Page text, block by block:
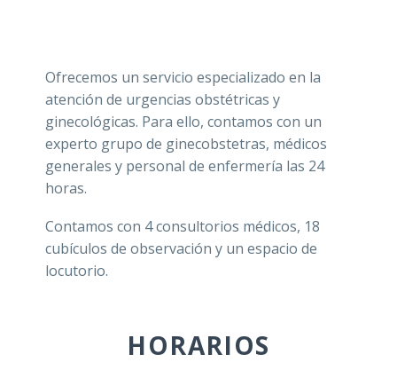
Ofrecemos un servicio especializado en la
atención de urgencias obstétricas y
ginecológicas. Para ello, contamos con un
experto grupo de ginecobstetras, médicos
generales y personal de enfermería las 24
horas.
Contamos con 4 consultorios médicos, 18
cubículos de observación y un espacio de
locutorio.
HORARIOS